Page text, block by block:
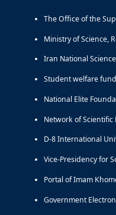
The Office of the
Ministry of Science,
Iran National
Student welfare fund
National Elite
Network of
D-8 International
Vice-Presidency for
Portal of Imam
Government